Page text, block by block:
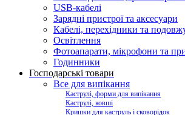
USB-кабелі
Зарядні пристрої та аксесуари
Кабелі, перехідники та
Освітлення
Фотоапарати, мікрофони та
Годинники
Господарські товари
Все для випікання
Каструлі, форми для випікання
Каструлі, ковші
Кришки для каструль і сковорідок